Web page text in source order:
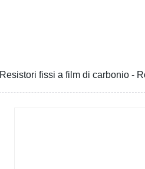
Resistori fissi a film di carbonio -